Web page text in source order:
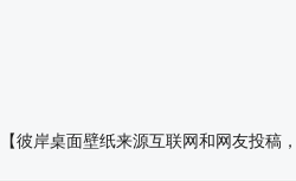
【彼岸桌面壁纸来源互联网和网友投